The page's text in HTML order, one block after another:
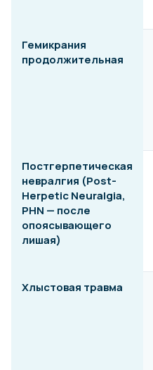
Гемикрания
продолжительная
Постгерпетическая
невралгия (Post-
Herpetic Neuralgia,
PHN — после
опоясывающего
лишая)
Хлыстовая травма